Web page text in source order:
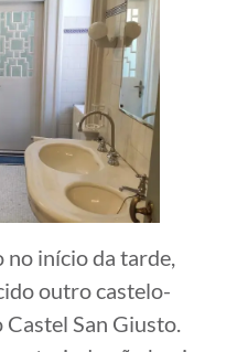
no início da tarde,
outro castelo-
San Giusto.